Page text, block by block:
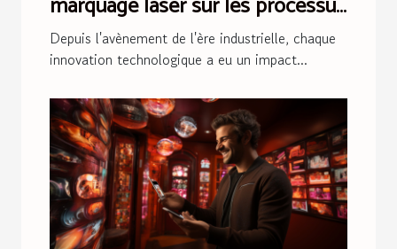
de fabrication modernes
Depuis l'avènement de l'ère industrielle, chaque
innovation technologique a eu un impact...